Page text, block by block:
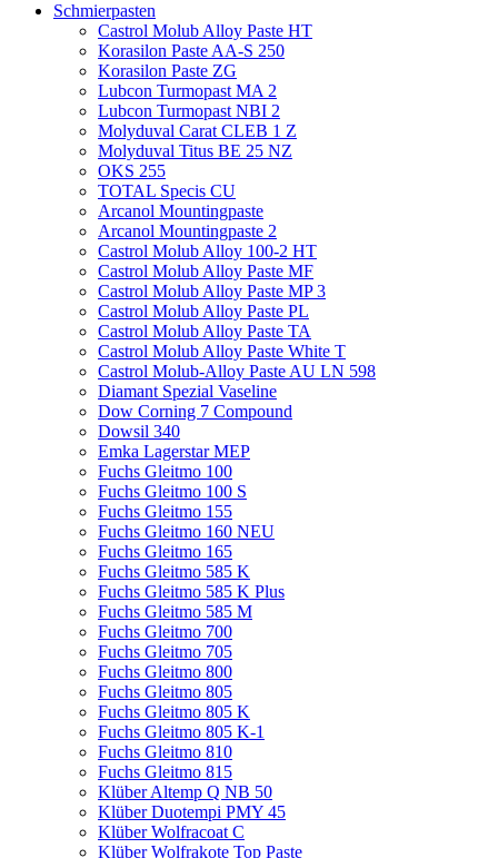
Schmierpasten
Castrol Molub Alloy Paste HT
Korasilon Paste AA-S 250
Korasilon Paste ZG
Lubcon Turmopast MA 2
Lubcon Turmopast NBI 2
Molyduval Carat CLEB 1 Z
Molyduval Titus BE 25 NZ
OKS 255
TOTAL Specis CU
Arcanol Mountingpaste
Arcanol Mountingpaste 2
Castrol Molub Alloy 100-2 HT
Castrol Molub Alloy Paste MF
Castrol Molub Alloy Paste MP 3
Castrol Molub Alloy Paste PL
Castrol Molub Alloy Paste TA
Castrol Molub Alloy Paste White T
Castrol Molub-Alloy Paste AU LN 598
Diamant Spezial Vaseline
Dow Corning 7 Compound
Dowsil 340
Emka Lagerstar MEP
Fuchs Gleitmo 100
Fuchs Gleitmo 100 S
Fuchs Gleitmo 155
Fuchs Gleitmo 160 NEU
Fuchs Gleitmo 165
Fuchs Gleitmo 585 K
Fuchs Gleitmo 585 K Plus
Fuchs Gleitmo 585 M
Fuchs Gleitmo 700
Fuchs Gleitmo 705
Fuchs Gleitmo 800
Fuchs Gleitmo 805
Fuchs Gleitmo 805 K
Fuchs Gleitmo 805 K-1
Fuchs Gleitmo 810
Fuchs Gleitmo 815
Klüber Altemp Q NB 50
Klüber Duotempi PMY 45
Klüber Wolfracoat C
Klüber Wolfrakote Top Paste